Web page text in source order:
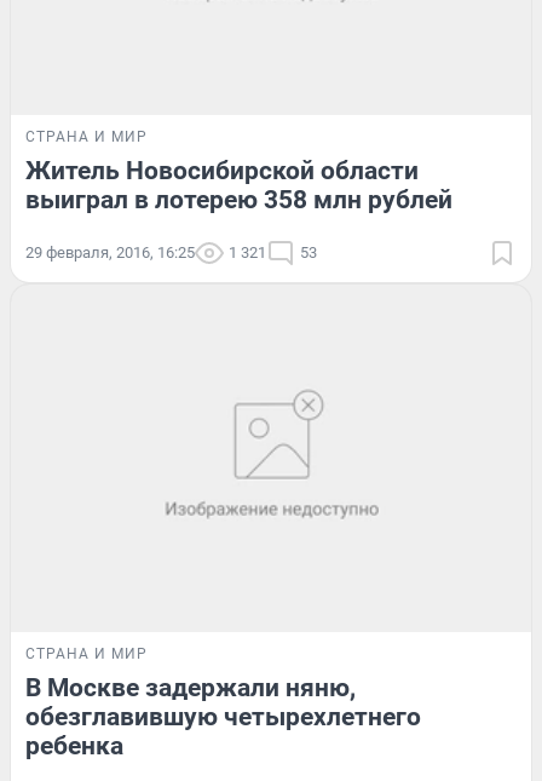
СТРАНА И МИР
Житель Новосибирской области
выиграл в лотерею 358 млн рублей
29 февраля, 2016, 16:25 1 321 53
СТРАНА И МИР
В Москве задержали няню,
обезглавившую четырехлетнего
ребенка